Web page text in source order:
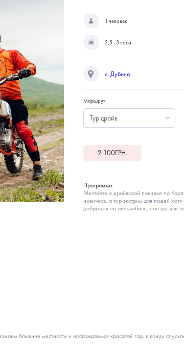
1 человек
2,5 - 3 часа
с. Дубина
Маршрут
Тур драйв
2 100ГРН.
Программа:
Мечтаете о драйвовой поездке по
новичков, а тур экстрим для людей
добраться на автомобиле, поезде или
ближние местности и наслаждаемся красотой гор, к концу